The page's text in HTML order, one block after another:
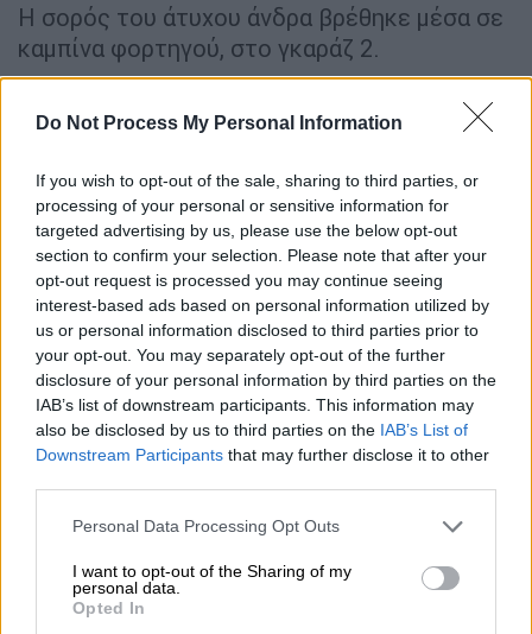
Do Not Process My Personal Information
If you wish to opt-out of the sale, sharing to third parties, or
processing of your personal or sensitive information for
targeted advertising by us, please use the below opt-out
section to confirm your selection. Please note that after your
opt-out request is processed you may continue seeing
interest-based ads based on personal information utilized by
us or personal information disclosed to third parties prior to
your opt-out. You may separately opt-out of the further
disclosure of your personal information by third parties on the
IAB’s list of downstream participants. This information may
also be disclosed by us to third parties on the IAB’s List of
Downstream Participants that may further disclose it to other
Please note that this website/app uses one or more Google
not limited to your visit or usage behaviour. You may click to
grant or deny consent to Google and its third-party tags to
use your data for below specified purposes in below Google
Personal Data Processing Opt Outs
I want to opt-out of the Sharing of my
personal data.
Opted In
Η σορός του άτυχου άνδρα βρέθηκε μέσα σε
καμπίνα φορτηγού, στο γκαράζ 2.
Νωρίτερα, η πυροσβεστική είχε ανακοινώσει
ότι «σορός άνδρα ανασύρθηκε από στελέχη
Olympia. Συνεχίζονται οι ενέργειες έρευνας
και διάσωσης».
Σε συνέχεια προηγούμενου
μηνύματος, σορός άνδρα